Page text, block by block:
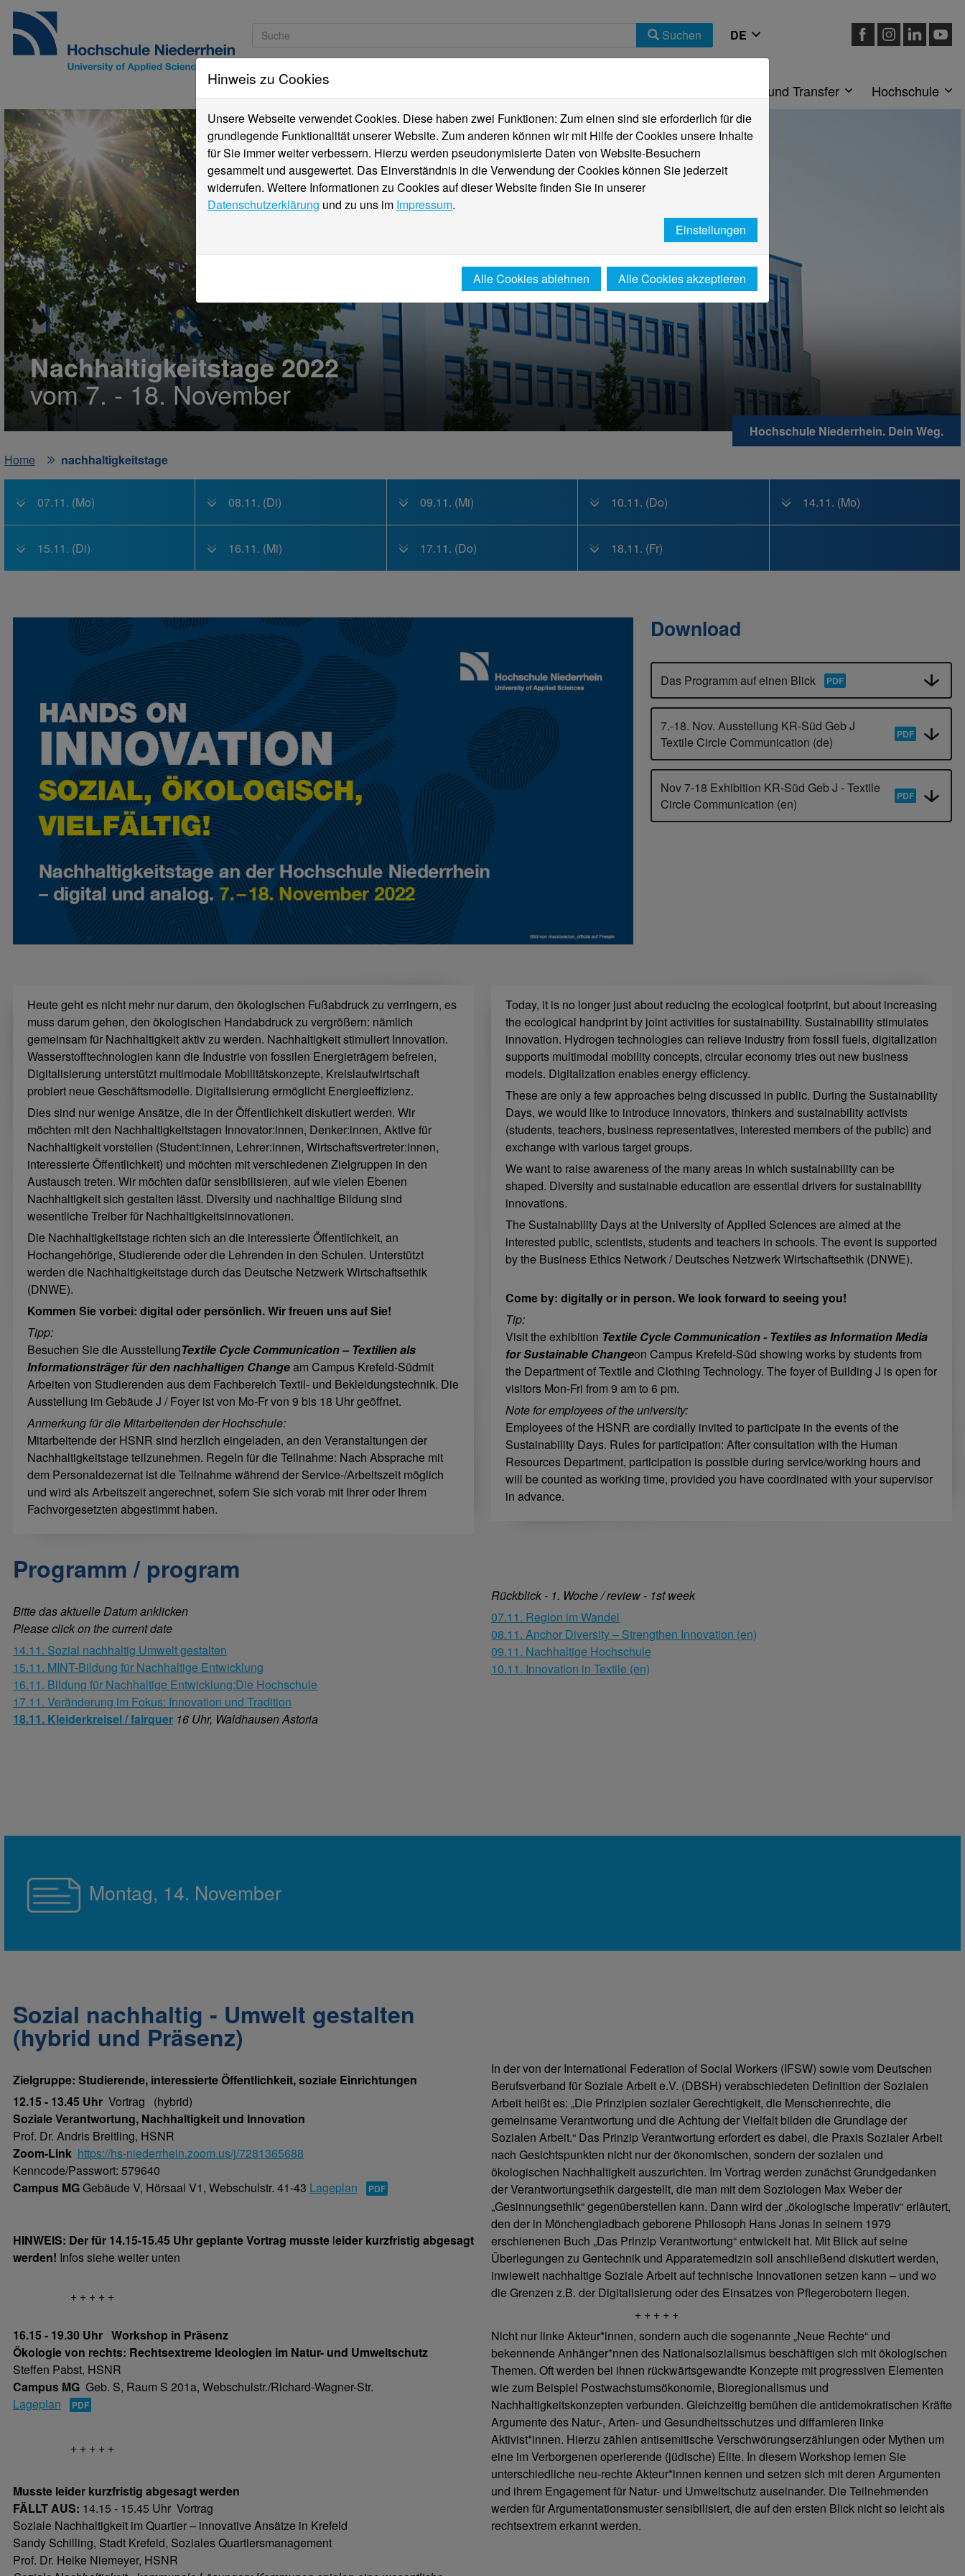
Suchen
Studieninteressierte Forschung und Transfer Hochschule
Nachhaltigkeitstage 2022
vom 7. - 18. November
Hochschule Niederrhein. Dein Weg.
Home
nachhaltigkeitstage
07.11. (Mo) 08.11. (Di) 09.11. (Mi) 10.11. (Do) 14.11. (Mo)
15.11. (Di) 16.11. (Mi) 17.11. (Do) 18.11. (Fr)
Download
Das Programm auf einen Blick
7.-18. Nov. Ausstellung KR-Süd Geb J
Textile Circle Communication (de)
Nov 7-18 Exhibition KR-Süd Geb J - Textile
Circle Communication (en)
Heute geht es nicht mehr nur darum, den ökologischen Fußabdruck zu verringern, es
muss darum gehen, den ökologischen Handabdruck zu vergrößern: nämlich
gemeinsam für Nachhaltigkeit aktiv zu werden. Nachhaltigkeit stimuliert Innovation.
Wasserstofftechnologien kann die Industrie von fossilen Energieträgern befreien,
Digitalisierung unterstützt multimodale Mobilitätskonzepte, Kreislaufwirtschaft
probiert neue Geschäftsmodelle. Digitalisierung ermöglicht Energieeffizienz.
Dies sind nur wenige Ansätze, die in der Öffentlichkeit diskutiert werden. Wir
möchten mit den Nachhaltigkeitstagen Innovator:innen, Denker:innen, Aktive für
Nachhaltigkeit vorstellen (Student:innen, Lehrer:innen, Wirtschaftsvertreter:innen,
interessierte Öffentlichkeit) und möchten mit verschiedenen Zielgruppen in den
Austausch treten. Wir möchten dafür sensibilisieren, auf wie vielen Ebenen
Nachhaltigkeit sich gestalten lässt. Diversity und nachhaltige Bildung sind
wesentliche Treiber für Nachhaltigkeitsinnovationen.
Die Nachhaltigkeitstage richten sich an die interessierte Öffentlichkeit, an
Hochangehörige, Studierende oder die Lehrenden in den Schulen. Unterstützt
werden die Nachhaltigkeitstage durch das Deutsche Netzwerk Wirtschaftsethik
(DNWE).
Kommen Sie vorbei: digital oder persönlich. Wir freuen uns auf Sie!
Tipp:
Besuchen Sie die AusstellungTextile Cycle Communication – Textilien als
Informationsträger für den nachhaltigen Changeam Campus Krefeld-Südmit
Arbeiten von Studierenden aus dem Fachbereich Textil- und Bekleidungstechnik. Die
Ausstellung im Gebäude J / Foyer ist von Mo-Fr von 9 bis 18 Uhr geöffnet.
Anmerkung für die Mitarbeitenden der Hochschule:
Mitarbeitende der HSNR sind herzlich eingeladen, an den Veranstaltungen der
Nachhaltigkeitstage teilzunehmen. Regeln für die Teilnahme: Nach Absprache mit
dem Personaldezernat ist die Teilnahme während der Service-/Arbeitszeit möglich
und wird als Arbeitszeit angerechnet, sofern Sie sich vorab mit Ihrer oder Ihrem
Fachvorgesetzten abgestimmt haben.
Programm / program
Bitte das aktuelle Datum anklicken
Please click on the current date
14.11. Sozial nachhaltig Umwelt gestalten
15.11. MINT-Bildung für Nachhaltige Entwicklung
16.11. Bildung für Nachhaltige Entwicklung:Die Hochschule
17.11. Veränderung im Fokus: Innovation und Tradition
18.11. Kleiderkreisel / fairquer 16 Uhr, Waldhausen Astoria
Today, it is no longer just about reducing the ecological footprint, but about increasing
the ecological handprint by joint activities for sustainability. Sustainability stimulates
innovation. Hydrogen technologies can relieve industry from fossil fuels, digitalization
supports multimodal mobility concepts, circular economy tries out new business
models. Digitalization enables energy efficiency.
These are only a few approaches being discussed in public. During the Sustainability
Days, we would like to introduce innovators, thinkers and sustainability activists
(students, teachers, business representatives, interested members of the public) and
exchange with various target groups.
We want to raise awareness of the many areas in which sustainability can be
shaped. Diversity and sustainable education are essential drivers for sustainability
innovations.
The Sustainability Days at the University of Applied Sciences are aimed at the
interested public, scientists, students and teachers in schools. The event is supported
by the Business Ethics Network / Deutsches Netzwerk Wirtschaftsethik (DNWE).
Come by: digitally or in person. We look forward to seeing you!
Tip:
Visit the exhibition Textile Cycle Communication - Textiles as Information Media
for Sustainable Changeon Campus Krefeld-Süd showing works by students from
the Department of Textile and Clothing Technology. The foyer of Building J is open for
visitors Mon-Fri from 9 am to 6 pm.
Note for employees of the university:
Employees of the HSNR are cordially invited to participate in the events of the
Sustainability Days. Rules for participation: After consultation with the Human
Resources Department, participation is possible during service/working hours and
will be counted as working time, provided you have coordinated with your supervisor
in advance.
Rückblick - 1. Woche / review - 1st week
07.11. Region im Wandel
08.11. Anchor Diversity – Strengthen Innovation (en)
09.11. Nachhaltige Hochschule
10.11. Innovation in Textile (en)
Montag, 14. November
Sozial nachhaltig - Umwelt gestalten
(hybrid und Präsenz)
Zielgruppe: Studierende, interessierte Öffentlichkeit, soziale Einrichtungen
12.15 - 13.45 Uhr Vortrag (hybrid)
Soziale Verantwortung, Nachhaltigkeit und Innovation
Prof. Dr. Andris Breitling, HSNR
Zoom-Link https://hs-niederrhein.zoom.us/j/7281365688
Kenncode/Passwort: 579640
Campus MGGebäude V, Hörsaal V1, Webschulstr. 41-43 Lageplan
HINWEIS: Der für 14.15-15.45 Uhr geplante Vortrag musste leider kurzfristig abgesagt
werden! Infos siehe weiter unten
+ + + + +
16.15 - 19.30 Uhr Workshop in Präsenz
Ökologie von rechts: Rechtsextreme Ideologien im Natur- und Umweltschutz
Steffen Pabst, HSNR
Campus MG Geb. S, Raum S 201a, Webschulstr./Richard-Wagner-Str.
Lageplan
+ + + + +
Musste leider kurzfristig abgesagt werden
FÄLLT AUS: 14.15 - 15.45 Uhr Vortrag
Soziale Nachhaltigkeit im Quartier – innovative Ansätze in Krefeld
Sandy Schilling, Stadt Krefeld, Soziales Quartiersmanagement
Prof. Dr. Heike Niemeyer, HSNR
In der von der International Federation of Social Workers (IFSW) sowie vom Deutschen
Berufsverband für Soziale Arbeit e.V. (DBSH) verabschiedeten Definition der Sozialen
Arbeit heißt es: „Die Prinzipien sozialer Gerechtigkeit, die Menschenrechte, die
gemeinsame Verantwortung und die Achtung der Vielfalt bilden die Grundlage der
Sozialen Arbeit.“ Das Prinzip Verantwortung erfordert es dabei, die Praxis Sozialer Arbeit
nach Gesichtspunkten nicht nur der ökonomischen, sondern der sozialen und
ökologischen Nachhaltigkeit auszurichten. Im Vortrag werden zunächst Grundgedanken
der Verantwortungsethik dargestellt, die man mit dem Soziologen Max Weber der
„Gesinnungsethik“ gegenüberstellen kann. Dann wird der „ökologische Imperativ“ erläutert,
den der in Mönchengladbach geborene Philosoph Hans Jonas in seinem 1979
erschienenen Buch „Das Prinzip Verantwortung“ entwickelt hat. Mit Blick auf seine
Überlegungen zu Gentechnik und Apparatemedizin soll anschließend diskutiert werden,
inwieweit nachhaltige Soziale Arbeit auf technische Innovationen setzen kann – und wo
die Grenzen z.B. der Digitalisierung oder des Einsatzes von Pflegerobotern liegen.
+ + + + +
Nicht nur linke Akteur*innen, sondern auch die sogenannte „Neue Rechte“ und
bekennende Anhänger*nnen des Nationalsozialismus beschäftigen sich mit ökologischen
Themen. Oft werden bei ihnen rückwärtsgewandte Konzepte mit progressiven Elementen
wie zum Beispiel Postwachstumsökonomie, Bioregionalismus und
Nachhaltigkeitskonzepten verbunden. Gleichzeitig bemühen die antidemokratischen Kräfte
Argumente des Natur-, Arten- und Gesundheitsschutzes und diffamieren linke
Aktivist*innen. Hierzu zählen antisemitische Verschwörungserzählungen oder Mythen um
eine im Verborgenen operierende (jüdische) Elite. In diesem Workshop lernen Sie
unterschiedliche neu-rechte Akteur*innen kennen und setzen sich mit deren Argumenten
und ihrem Engagement für Natur- und Umweltschutz auseinander. Die Teilnehmenden
werden für Argumentationsmuster sensibilisiert, die auf den ersten Blick nicht so leicht als
rechtsextrem erkannt werden.
Hinweis zu Cookies
Unsere Webseite verwendet Cookies. Diese haben zwei Funktionen: Zum einen sind sie erforderlich für die
grundlegende Funktionalität unserer Website. Zum anderen können wir mit Hilfe der Cookies unsere Inhalte
für Sie immer weiter verbessern. Hierzu werden pseudonymisierte Daten von Website-Besuchern
gesammelt und ausgewertet. Das Einverständnis in die Verwendung der Cookies können Sie jederzeit
widerrufen. Weitere Informationen zu Cookies auf dieser Website finden Sie in unserer
Datenschutzerklärung und zu uns im Impressum.
Einstellungen
Alle Cookies ablehnen Alle Cookies akzeptieren